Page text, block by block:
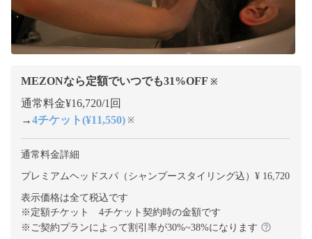
MEZONなら定額でいつでも31%OFF ※
通常料金¥16,720/1回
→4チケット(¥11,550) ※
通常料金詳細
プレミアムヘッドスパ（シャンプースタイリング込）¥ 16,720
表示価格は全て税込です
※定額チケット 4チケット契約時の金額です
※ご契約プランによって割引率が30%~38%になります